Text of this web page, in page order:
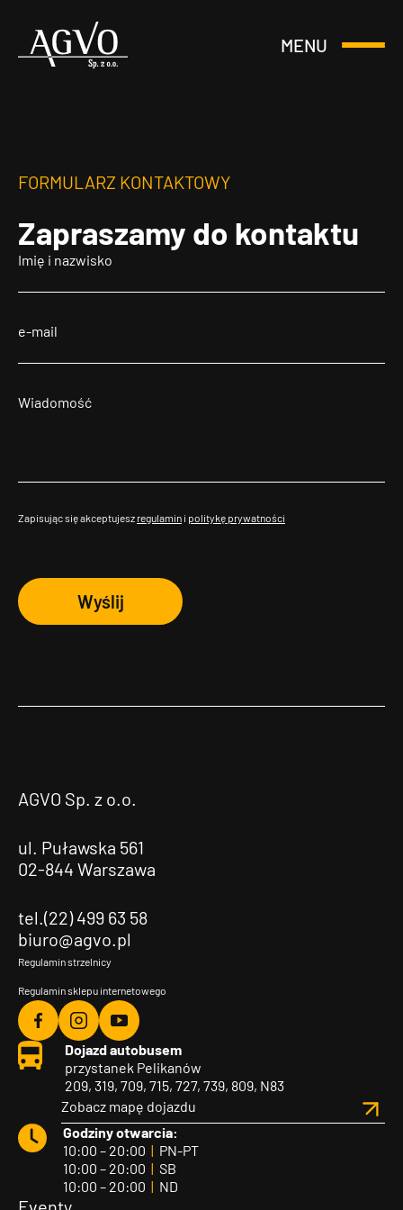
Header
MENU
Otwórz
FORMULARZ KONTAKTOWY
Zapraszamy do kontaktu
Zapisując się akceptujesz regulamin i politykę prywatności
Wyślij
AGVO Sp. z o.o.
ul. Puławska 561
02-844 Warszawa
tel.(22) 499 63 58
biuro@agvo.pl
Regulamin strzelnicy
Regulamin sklepu internetowego
Agvo
Facebook
Agvo
Instagram
Agvo
YouTube
Dojazd autobusem
przystanek Pelikanów
209, 319, 709, 715, 727, 739, 809, N83
Zobacz mapę dojazdu
Godziny otwarcia:
10:00 – 20:00 | PN-PT
10:00 – 20:00 | SB
10:00 – 20:00 | ND